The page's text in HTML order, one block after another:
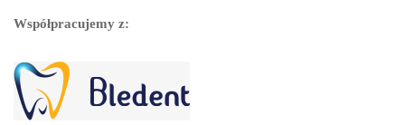
Współpracujemy z: